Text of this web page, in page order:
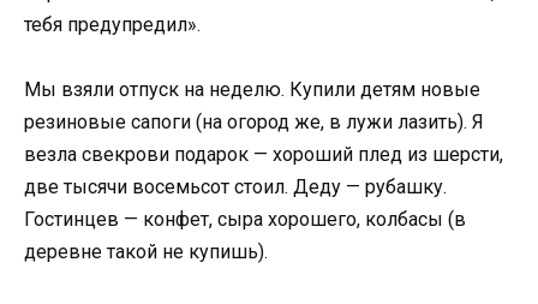
тебя предупредил».
Мы взяли отпуск на неделю. Купили детям новые
резиновые сапоги (на огород же, в лужи лазить). Я
везла свекрови подарок — хороший плед из шерсти,
две тысячи восемьсот стоил. Деду — рубашку.
Гостинцев — конфет, сыра хорошего, колбасы (в
деревне такой не купишь).